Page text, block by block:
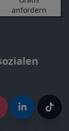
anfordern